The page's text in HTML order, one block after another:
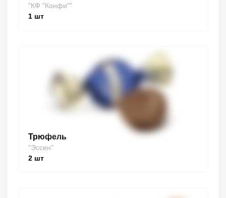
"КФ "Конфи""
1 шт
Трюфель
"Эссен"
2 шт